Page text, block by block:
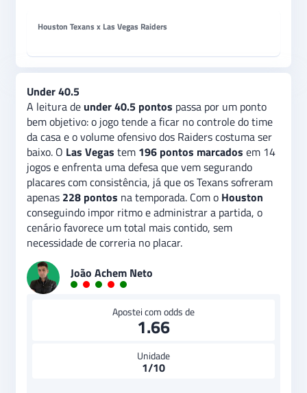
Houston Texans x Las Vegas Raiders
Under 40.5
A leitura de under 40.5 pontos passa por um ponto
bem objetivo: o jogo tende a ficar no controle do time
da casa e o volume ofensivo dos Raiders costuma ser
baixo. O Las Vegas tem 196 pontos marcados em 14
jogos e enfrenta uma defesa que vem segurando
placares com consistência, já que os Texans sofreram
apenas 228 pontos na temporada. Com o Houston
conseguindo impor ritmo e administrar a partida, o
cenário favorece um total mais contido, sem
necessidade de correria no placar.
João Achem Neto
Apostei com odds de
1.66
Unidade
1/10